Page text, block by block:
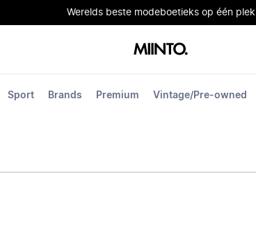
Werelds beste modeboetieks op één plek
Sport Brands Premium Vintage/Pre-owned